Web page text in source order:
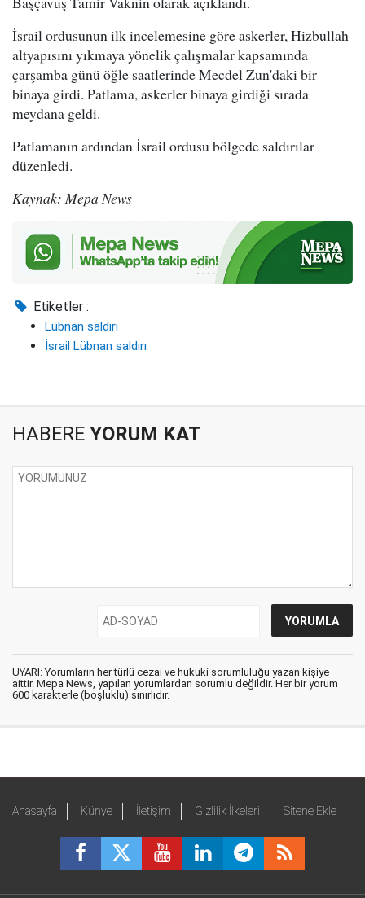
İsrail ordusunun ilk incelemesine göre askerler, Hizbullah
altyapısını yıkmaya yönelik çalışmalar kapsamında
çarşamba günü öğle saatlerinde Mecdel Zun'daki bir
binaya girdi. Patlama, askerler binaya girdiği sırada
meydana geldi.
Patlamanın ardından İsrail ordusu bölgede saldırılar
düzenledi.
Kaynak: Mepa News
Etiketler :
Lübnan saldırı
İsrail Lübnan saldırı
HABERE YORUM KAT
UYARI: Yorumların her türlü cezai ve hukuki sorumluluğu yazan kişiye
aittir. Mepa News, yapılan yorumlardan sorumlu değildir. Her bir yorum
600 karakterle (boşluklu) sınırlıdır.
Anasayfa Künye İletişim Gizlilik İlkeleri Sitene Ekle